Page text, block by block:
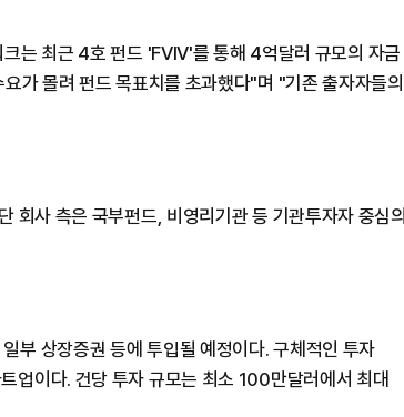
는 최근 4호 펀드 'FVIV'를 통해 4억달러 규모의 자금
가 몰려 펀드 목표치를 초과했다"며 "기존 출자자들의
회사 측은 국부펀드, 비영리기관 등 기관투자자 중심의
부 상장증권 등에 투입될 예정이다. 구체적인 투자
업이다. 건당 투자 규모는 최소 100만달러에서 최대